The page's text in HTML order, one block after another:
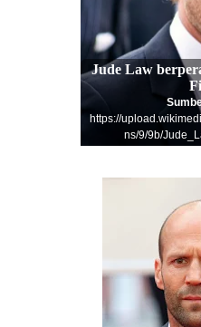
Jude Law
https://
ns/9/9b/